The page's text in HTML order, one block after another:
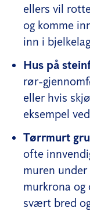
ellers vil
og komme
inn i
Hus på
rør-
eller hvis
eksempel
Tørrmurt
ofte
muren
murkrona og
svært bred